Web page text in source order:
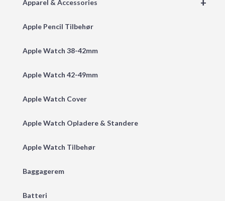
+
Apparel & Accessories
Apple Pencil Tilbehør
Apple Watch 38-42mm
Apple Watch 42-49mm
Apple Watch Cover
Apple Watch Opladere & Standere
Apple Watch Tilbehør
Baggagerem
Batteri